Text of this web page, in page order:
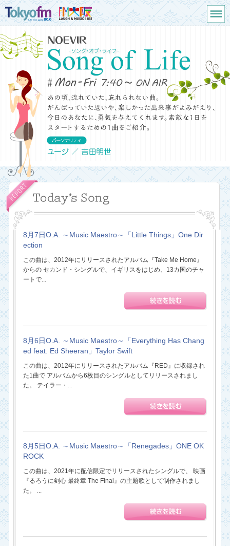
8月7日O.A. ～Music Maestro～「Little Things」One Dir
ection
この曲は、2012年にリリースされたアルバム『Take Me Home』
からの セカンド・シングルで、イギリスをはじめ、13カ国のチャ
ートで...
8月6日O.A. ～Music Maestro～「Everything Has Chang
ed feat. Ed Sheeran」Taylor Swift
この曲は、2012年にリリースされたアルバム『RED』に収録され
た1曲で アルバムから6枚目のシングルとしてリリースされまし
た。 テイラー・...
8月5日O.A. ～Music Maestro～「Renegades」ONE OK
ROCK
この曲は、2021年に配信限定でリリースされたシングルで、 映画
『るろうに剣心 最終章 The Final』の主題歌として制作されまし
た。 ...